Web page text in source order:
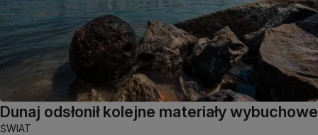
Dunaj odsłonił kolejne materiały wybuchowe
ŚWIAT